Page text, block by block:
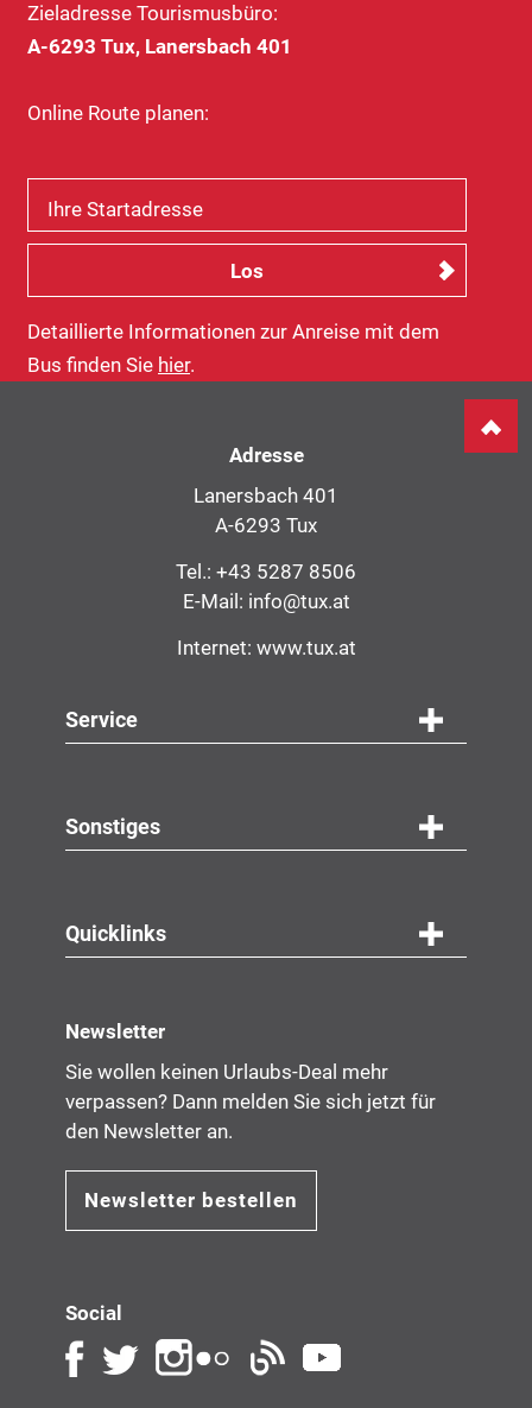
Zieladresse Tourismusbüro:
A-6293 Tux, Lanersbach 401
Online Route planen:
Ihre Startadresse
Detaillierte Informationen zur Anreise mit dem
Bus finden Sie hier.
Adresse
Lanersbach 401
A-6293 Tux
Tel.: +43 5287 8506
E-Mail: info@tux.at
Internet: www.tux.at
Navigation
Service
Sonstiges
Quicklinks
Newsletter
Sie wollen keinen Urlaubs-Deal mehr
verpassen? Dann melden Sie sich jetzt für
den Newsletter an.
Newsletter bestellen
Social